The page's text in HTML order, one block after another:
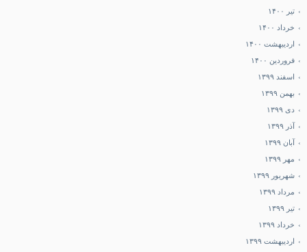
تیر ۱۴۰۰
خرداد ۱۴۰۰
اردیبهشت ۱۴۰۰
فروردین ۱۴۰۰
اسفند ۱۳۹۹
بهمن ۱۳۹۹
دی ۱۳۹۹
آذر ۱۳۹۹
آبان ۱۳۹۹
مهر ۱۳۹۹
شهریور ۱۳۹۹
مرداد ۱۳۹۹
تیر ۱۳۹۹
خرداد ۱۳۹۹
اردیبهشت ۱۳۹۹